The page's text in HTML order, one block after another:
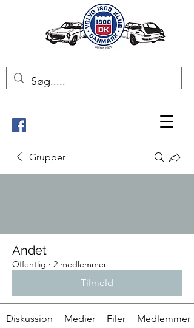
Grupper
Andet
Offentlig · 2 medlemmer
Tilmeld
Diskussion Medier Filer Medlemmer